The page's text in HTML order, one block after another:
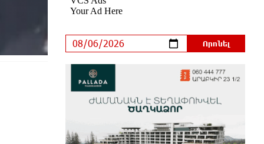
Ավետիք Չալաբյանին
կալանավորել են անօրինական
19 րոպե առաջ
Ժողովո՛ւրդ, Սամվել
կալանքը ապօրինի է եղել. Արամ
Վարդևանյան